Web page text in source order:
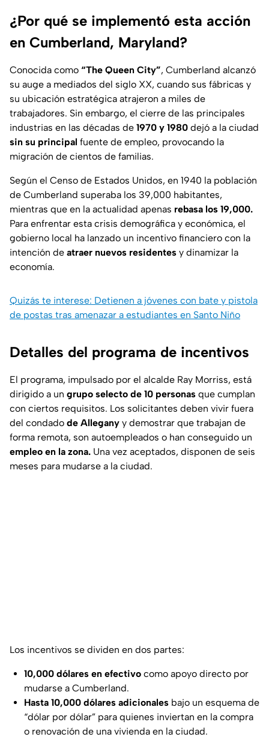
¿Por qué se implementó esta acción
en Cumberland, Maryland?
Conocida como “The Queen City”, Cumberland alcanzó
su auge a mediados del siglo XX, cuando sus fábricas y
su ubicación estratégica atrajeron a miles de
trabajadores. Sin embargo, el cierre de las principales
industrias en las décadas de 1970 y 1980 dejó a la ciudad
sin su principal fuente de empleo, provocando la
migración de cientos de familias.
Según el Censo de Estados Unidos, en 1940 la población
de Cumberland superaba los 39,000 habitantes,
mientras que en la actualidad apenas rebasa los 19,000.
Para enfrentar esta crisis demográfica y económica, el
gobierno local ha lanzado un incentivo financiero con la
intención de atraer nuevos residentes y dinamizar la
economía.
Quizás te interese: Detienen a jóvenes con bate y pistola
de postas tras amenazar a estudiantes en Santo Niño
Detalles del programa de incentivos
El programa, impulsado por el alcalde Ray Morriss, está
dirigido a un grupo selecto de 10 personas que cumplan
con ciertos requisitos. Los solicitantes deben vivir fuera
del condado de Allegany y demostrar que trabajan de
forma remota, son autoempleados o han conseguido un
empleo en la zona. Una vez aceptados, disponen de seis
meses para mudarse a la ciudad.
Los incentivos se dividen en dos partes:
10,000 dólares en efectivo como apoyo directo por
mudarse a Cumberland.
Hasta 10,000 dólares adicionales bajo un esquema de
“dólar por dólar” para quienes inviertan en la compra
o renovación de una vivienda en la ciudad.